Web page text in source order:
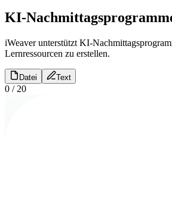
KI-
iWeaver unterstützt KI-
Lernressourcen zu erstellen.
Datei Text
0 / 20